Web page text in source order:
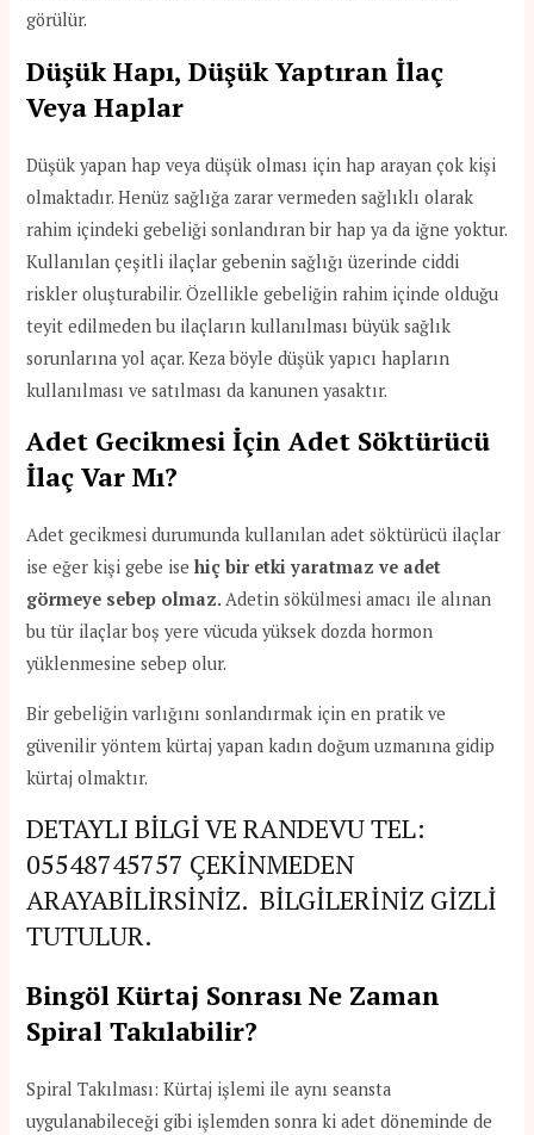
görülür.
Düşük Hapı, Düşük Yaptıran İlaç
Veya Haplar
Düşük yapan hap veya düşük olması için hap arayan çok kişi
olmaktadır. Henüz sağlığa zarar vermeden sağlıklı olarak
rahim içindeki gebeliği sonlandıran bir hap ya da iğne yoktur.
Kullanılan çeşitli ilaçlar gebenin sağlığı üzerinde ciddi
riskler oluşturabilir. Özellikle gebeliğin rahim içinde olduğu
teyit edilmeden bu ilaçların kullanılması büyük sağlık
sorunlarına yol açar. Keza böyle düşük yapıcı hapların
kullanılması ve satılması da kanunen yasaktır.
Adet Gecikmesi İçin Adet Söktürücü
İlaç Var Mı?
Adet gecikmesi durumunda kullanılan adet söktürücü ilaçlar
ise eğer kişi gebe ise hiç bir etki yaratmaz ve adet
görmeye sebep olmaz.Adetin sökülmesi amacı ile alınan
bu tür ilaçlar boş yere vücuda yüksek dozda hormon
yüklenmesine sebep olur.
Bir gebeliğin varlığını sonlandırmak için en pratik ve
güvenilir yöntem kürtaj yapan kadın doğum uzmanına gidip
kürtaj olmaktır.
DETAYLI BİLGİ VE RANDEVU TEL:
05548745757 ÇEKİNMEDEN
ARAYABİLİRSİNİZ. BİLGİLERİNİZ GİZLİ
TUTULUR.
Bingöl Kürtaj Sonrası Ne Zaman
Spiral Takılabilir?
Spiral Takılması: Kürtaj işlemi ile aynı seansta
uygulanabileceği gibi işlemden sonra ki adet döneminde de